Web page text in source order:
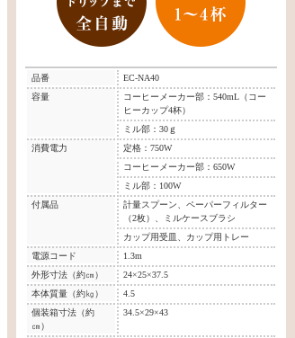
品番
EC-NA40
容量
コーヒーメーカー部：540mL（コー
ヒーカップ4杯）
ミル部：30ｇ
消費電力
定格：750W
コーヒーメーカー部：650W
ミル部：100W
付属品
計量スプーン、ペーパーフィルター
（2枚）、ミルケースブラシ
カップ用受皿、カップ用トレー
電源コード
1.3m
外形寸法（約㎝）
24×25×37.5
本体質量（約㎏）
4.5
個装箱寸法（約
㎝）
34.5×29×43